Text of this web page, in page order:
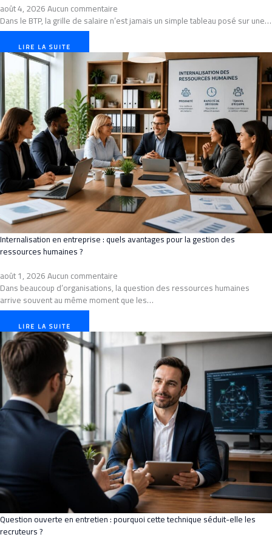
août 4, 2026Aucun commentaire
Dans le BTP, la grille de salaire n’est jamais un simple tableau posé sur une…
LIRE LA SUITE
Internalisation en entreprise : quels avantages pour la gestion des
ressources humaines ?
août 1, 2026Aucun commentaire
Dans beaucoup d’organisations, la question des ressources humaines
arrive souvent au même moment que les…
LIRE LA SUITE
Question ouverte en entretien : pourquoi cette technique séduit-elle les
recruteurs ?